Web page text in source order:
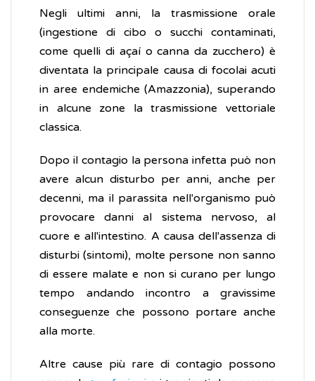
Negli ultimi anni, la trasmissione orale
(ingestione di cibo o succhi contaminati,
come quelli di açaí o canna da zucchero) è
diventata la principale causa di focolai acuti
in aree endemiche (Amazzonia), superando
in alcune zone la trasmissione vettoriale
classica.
Dopo il contagio la persona infetta può non
avere alcun disturbo per anni, anche per
decenni, ma il parassita nell'organismo può
provocare danni al sistema nervoso, al
cuore e all'intestino. A causa dell'assenza di
disturbi (sintomi), molte persone non sanno
di essere malate e non si curano per lungo
tempo andando incontro a gravissime
conseguenze che possono portare anche
alla morte.
Altre cause più rare di contagio possono